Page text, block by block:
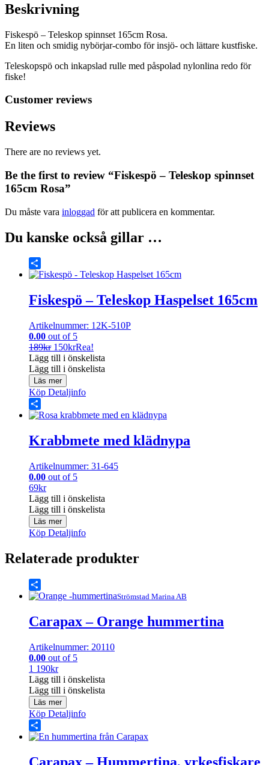
Beskrivning
Fiskespö – Teleskop spinnset 165cm Rosa.
En liten och smidig nybörjar-combo för insjö- och lättare kustfiske.
Teleskopspö och inkapslad rulle med påspolad nylonlina redo för
fiske!
Customer reviews
Reviews
There are no reviews yet.
Be the first to review “Fiskespö – Teleskop spinnset
165cm Rosa”
Du måste vara inloggad för att publicera en kommentar.
Du kanske också gillar …
Share
Fiskespö – Teleskop Haspelset 165cm
Artikelnummer: 12K-510P
0.00 out of 5
189kr Det
ursprungliga
priset
var:
189kr.
150krDet
nuvarande
priset
150kr.
Rea!
Lägg till i önskelista
Lägg till i önskelista
Läs mer
Köp Detaljinfo
Share
Krabbmete med klädnypa
Artikelnummer: 31-645
0.00 out of 5
69kr
Lägg till i önskelista
Lägg till i önskelista
Läs mer
Köp Detaljinfo
Relaterade produkter
Share Strömstad Marina AB
Carapax – Orange hummertina
Artikelnummer: 20110
0.00 out of 5
1 190kr
Lägg till i önskelista
Lägg till i önskelista
Läs mer
Köp Detaljinfo
Share
Carapax – Hummertina, yrkesfiskare